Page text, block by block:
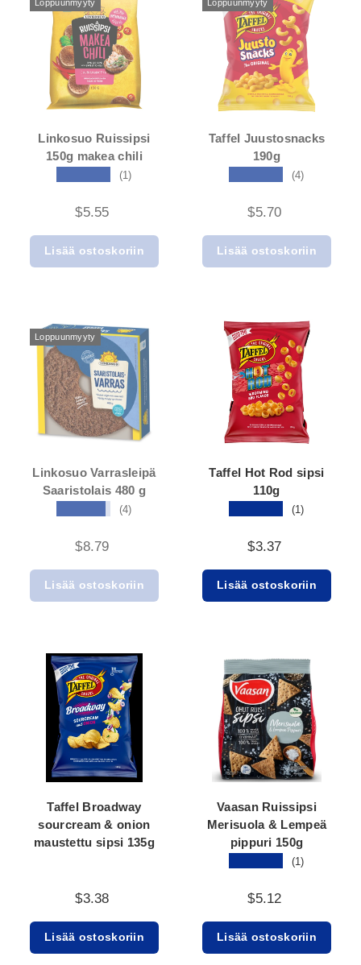
Loppuunmyyty
Linkosuo Ruissipsi
150g makea chili
(1)
$5.55
Lisää ostoskoriin
Loppuunmyyty
Taffel Juustosnacks
190g
(4)
$5.70
Lisää ostoskoriin
Loppuunmyyty
Linkosuo Varrasleipä
Saaristolais 480 g
(4)
$8.79
Lisää ostoskoriin
Taffel Hot Rod sipsi
110g
(1)
$3.37
Lisää ostoskoriin
Taffel Broadway
sourcream & onion
maustettu sipsi 135g
$3.38
Lisää ostoskoriin
Vaasan Ruissipsi
Merisuola & Lempeä
pippuri 150g
(1)
$5.12
Lisää ostoskoriin